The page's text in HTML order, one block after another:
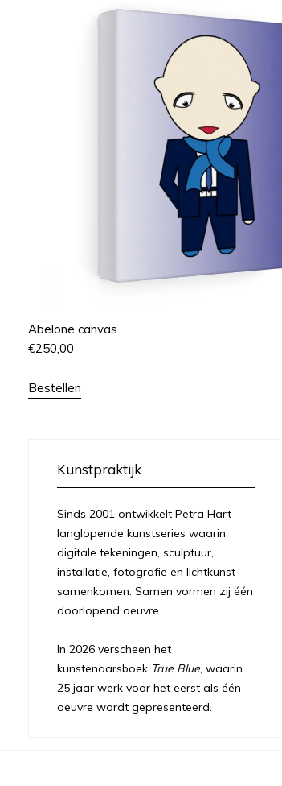
Abelone canvas
€250,00
Bestellen
Kunstpraktijk
Sinds 2001 ontwikkelt Petra Hart
langlopende kunstseries waarin
digitale tekeningen, sculptuur,
installatie, fotografie en lichtkunst
samenkomen. Samen vormen zij één
doorlopend oeuvre.
In 2026 verscheen het
kunstenaarsboek True Blue, waarin
25 jaar werk voor het eerst als één
oeuvre wordt gepresenteerd.